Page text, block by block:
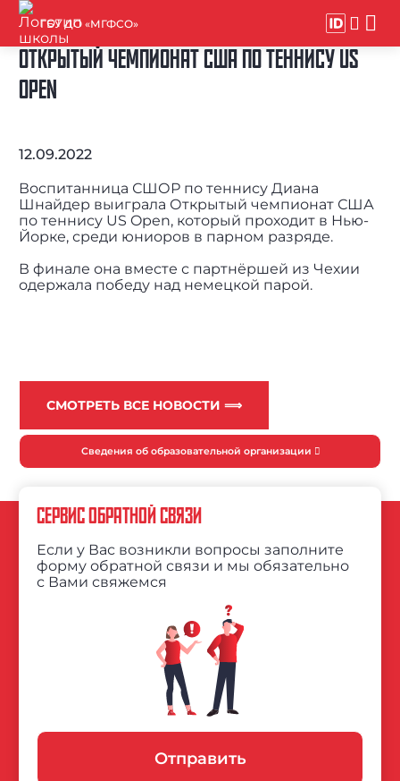
ГБУ ДО «МГФСО»
ОТКРЫТЫЙ ЧЕМПИОНАТ США ПО ТЕННИСУ US
OPEN
12.09.2022
Воспитанница СШОР по теннису Диана
Шнайдер выиграла Открытый чемпионат США
по теннису US Open, который проходит в Нью-
Йорке, среди юниоров в парном разряде.
В финале она вместе с партнёршей из Чехии
одержала победу над немецкой парой.
СМОТРЕТЬ ВСЕ НОВОСТИ ⟹
Сведения об образовательной организации
СЕРВИС ОБРАТНОЙ СВЯЗИ
Если у Вас возникли вопросы заполните
форму обратной связи и мы обязательно
с Вами свяжемся
Отправить